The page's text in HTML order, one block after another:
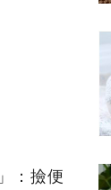
：撿便